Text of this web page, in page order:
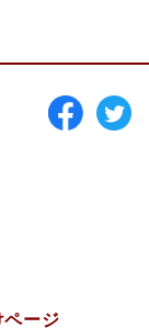
ージ